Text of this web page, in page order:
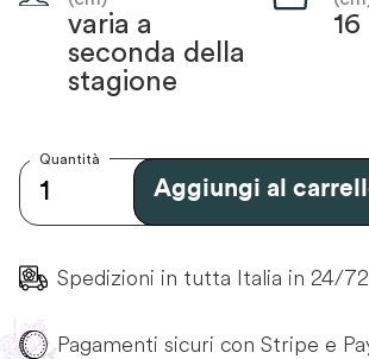
varia a
seconda della
stagione
16
Quantità
Aggiungi al
Spedizioni in tutta Italia in 24/
Pagamenti sicuri con Stripe e